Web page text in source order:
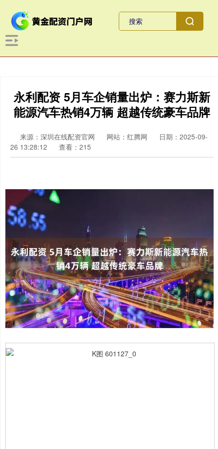
永利配资 5月车企销量出炉：赛力斯新
能源汽车热销4万辆 超越传统豪车品牌
来源：深圳在线配资官网 网站：红腾网
日期：2025-09-
26 13:28:12
查看：215